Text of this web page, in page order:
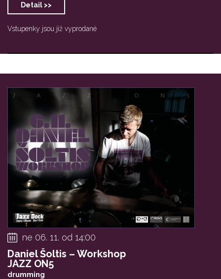
Detail >>
Vstupenky jsou již vyprodané
ne 06. 11. od 14:00
Daniel Šoltis – Workshop
JAZZ ON5
drumming